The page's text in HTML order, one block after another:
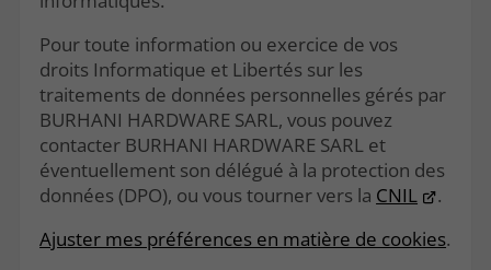
Pour toute information ou exercice de vos
droits Informatique et Libertés sur les
traitements de données personnelles gérés par
BURHANI HARDWARE SARL, vous pouvez
contacter BURHANI HARDWARE SARL et
éventuellement son délégué à la protection des
données (DPO), ou vous tourner vers la CNIL
.
Ajuster mes préférences en matière de cookies.